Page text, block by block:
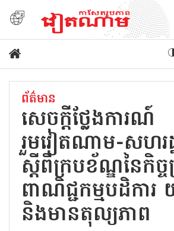
ព័ត៌មាន
សេចក្តីថ្លែងការណ៍
រួមវៀតណាម-សហរដ្
ស្តីពីក្របខ័ណ្ឌនៃកិច្
ពាណិជ្ជកម្មបដិការ
និងមានតុល្យភាព